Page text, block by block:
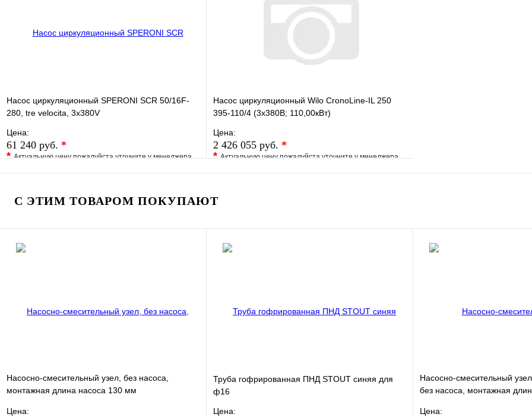
В корзину
Насос циркуляционный SPERONI SCR 50/16F-
280, tre velocita, 3х380V
Цена:
61 240 руб. *
*Актуальную цену пожалуйста уточните у менеджера
В избранное Сравнение
В корзину
Насос циркуляционный Wilo CronoLine-IL 250
395-110/4 (3х380В; 110,00кВт)
Цена:
2 426 055 руб. *
*Актуальную цену пожалуйста уточните у менеджера
В избранное Сравнение
В корзину
С ЭТИМ ТОВАРОМ ПОКУПАЮТ
Насосно-смесительный узел, без насоса,
монтажная длина насоса 130 мм
Цена:
Труба гофрированная ПНД STOUT синяя для
ф16
Цена:
Насосно-смесительный
без насоса, монтажная
Цена: